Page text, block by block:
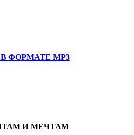
ФОРМАТЕ MP3
И МЕЧТАМ